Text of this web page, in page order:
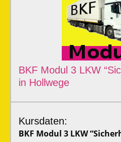
BKF Modul 3 LKW
in Hollwege
Kursdaten:
BKF Modul 3 LKW